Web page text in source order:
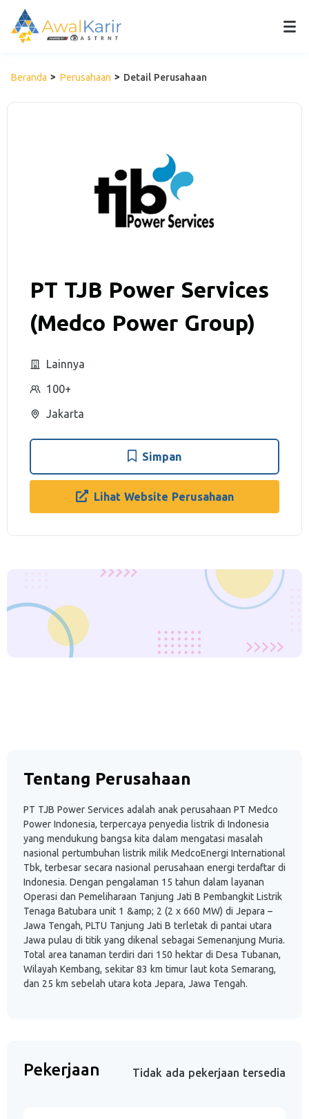
Beranda Perusahaan Detail Perusahaan
PT TJB Power Services
(Medco Power Group)
Lainnya
100+
Jakarta
Simpan
Lihat Website Perusahaan
Tentang Perusahaan
PT TJB Power Services adalah anak perusahaan PT Medco
Power Indonesia, terpercaya penyedia listrik di Indonesia
yang mendukung bangsa kita dalam mengatasi masalah
nasional pertumbuhan listrik milik MedcoEnergi International
Tbk, terbesar secara nasional perusahaan energi terdaftar di
Indonesia. Dengan pengalaman 15 tahun dalam layanan
Operasi dan Pemeliharaan Tanjung Jati B Pembangkit Listrik
Tenaga Batubara unit 1 &amp; 2 (2 x 660 MW) di Jepara –
Jawa Tengah, PLTU Tanjung Jati B terletak di pantai utara
Jawa pulau di titik yang dikenal sebagai Semenanjung Muria.
Total area tanaman terdiri dari 150 hektar di Desa Tubanan,
Wilayah Kembang, sekitar 83 km timur laut kota Semarang,
dan 25 km sebelah utara kota Jepara, Jawa Tengah.
Pekerjaan Tidak ada pekerjaan tersedia